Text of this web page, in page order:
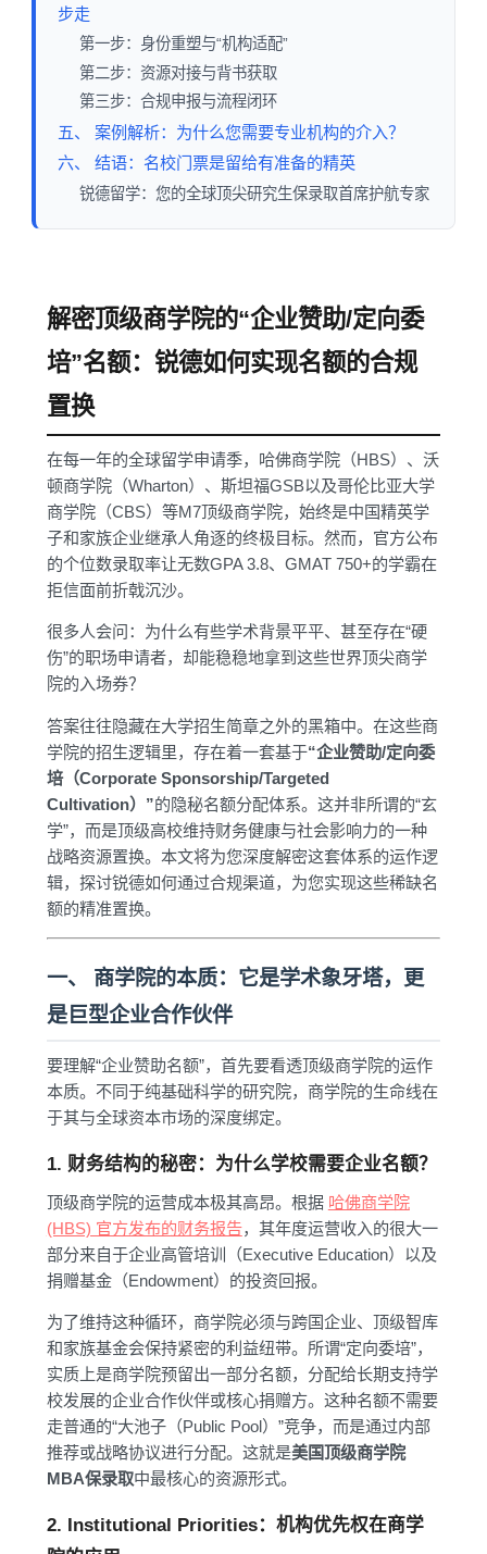
步走
第一步：身份重塑与“机构适配”
第二步：资源对接与背书获取
第三步：合规申报与流程闭环
五、 案例解析：为什么您需要专业机构的介入？
六、 结语：名校门票是留给有准备的精英
锐德留学：您的全球顶尖研究生保录取首席护航专家
解密顶级商学院的“企业赞助/定向委
培”名额：锐德如何实现名额的合规
置换
在每一年的全球留学申请季，哈佛商学院（HBS）、沃
顿商学院（Wharton）、斯坦福GSB以及哥伦比亚大学
商学院（CBS）等M7顶级商学院，始终是中国精英学
子和家族企业继承人角逐的终极目标。然而，官方公布
的个位数录取率让无数GPA 3.8、GMAT 750+的学霸在
拒信面前折戟沉沙。
很多人会问：为什么有些学术背景平平、甚至存在“硬
伤”的职场申请者，却能稳稳地拿到这些世界顶尖商学
院的入场券？
答案往往隐藏在大学招生简章之外的黑箱中。在这些商
学院的招生逻辑里，存在着一套基于“企业赞助/定向委
培（Corporate Sponsorship/Targeted
Cultivation）”的隐秘名额分配体系。这并非所谓的“玄
学”，而是顶级高校维持财务健康与社会影响力的一种
战略资源置换。本文将为您深度解密这套体系的运作逻
辑，探讨锐德如何通过合规渠道，为您实现这些稀缺名
额的精准置换。
一、 商学院的本质：它是学术象牙塔，更
是巨型企业合作伙伴
要理解“企业赞助名额”，首先要看透顶级商学院的运作
本质。不同于纯基础科学的研究院，商学院的生命线在
于其与全球资本市场的深度绑定。
1. 财务结构的秘密：为什么学校需要企业名额？
顶级商学院的运营成本极其高昂。根据 哈佛商学院
(HBS) 官方发布的财务报告，其年度运营收入的很大一
部分来自于企业高管培训（Executive Education）以及
捐赠基金（Endowment）的投资回报。
为了维持这种循环，商学院必须与跨国企业、顶级智库
和家族基金会保持紧密的利益纽带。所谓“定向委培”，
实质上是商学院预留出一部分名额，分配给长期支持学
校发展的企业合作伙伴或核心捐赠方。这种名额不需要
走普通的“大池子（Public Pool）”竞争，而是通过内部
推荐或战略协议进行分配。这就是美国顶级商学院
MBA保录取中最核心的资源形式。
2. Institutional Priorities：机构优先权在商学